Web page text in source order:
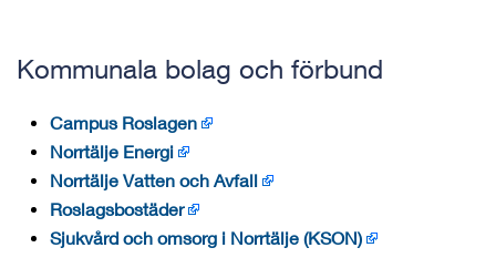
Kommunala bolag och förbund
Campus Roslagen
Norrtälje Energi
Norrtälje Vatten och Avfall
Roslagsbostäder
Sjukvård och omsorg i Norrtälje (KSON)